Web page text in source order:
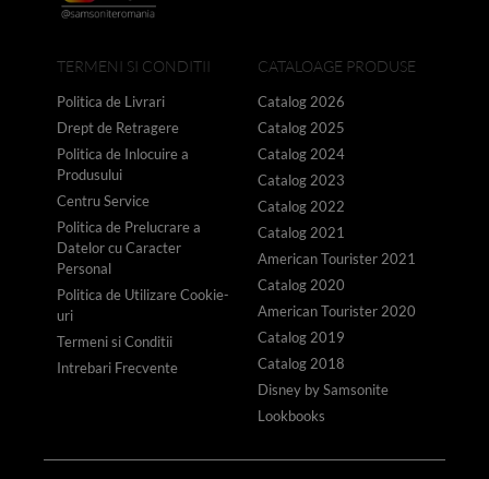
TERMENI SI CONDITII
Politica de Livrari
Drept de Retragere
Politica de Inlocuire a
Produsului
Centru Service
Politica de Prelucrare a
Datelor cu Caracter
Personal
Politica de Utilizare Cookie-
uri
Termeni si Conditii
Intrebari Frecvente
CATALOAGE PRODUSE
Catalog 2026
Catalog 2025
Catalog 2024
Catalog 2023
Catalog 2022
Catalog 2021
American Tourister 2021
Catalog 2020
American Tourister 2020
Catalog 2019
Catalog 2018
Disney by Samsonite
Lookbooks